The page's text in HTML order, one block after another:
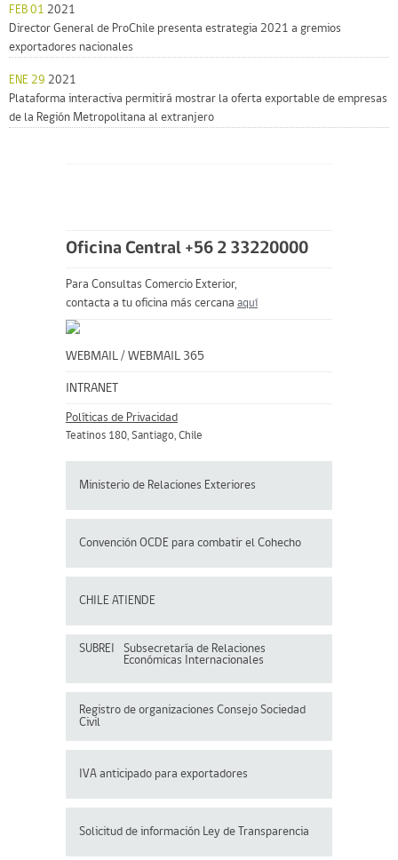
FEB 01 2021
Director General de ProChile presenta estrategia 2021 a gremios
exportadores nacionales
ENE 29 2021
Plataforma interactiva permitirá mostrar la oferta exportable de empresas
de la Región Metropolitana al extranjero
Oficina Central +56 2 33220000
Para Consultas Comercio Exterior,
contacta a tu oficina más cercana aquí
WEBMAIL / WEBMAIL 365
INTRANET
Políticas de Privacidad
Teatinos 180, Santiago, Chile
Ministerio de Relaciones Exteriores
Convención OCDE para combatir el Cohecho
CHILE ATIENDE
SUBREI
Subsecretaría de Relaciones
Económicas Internacionales
Registro de organizaciones Consejo Sociedad
Civil
IVA anticipado para exportadores
Solicitud de información Ley de Transparencia